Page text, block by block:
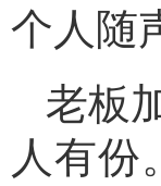
个人随
老板
人有份